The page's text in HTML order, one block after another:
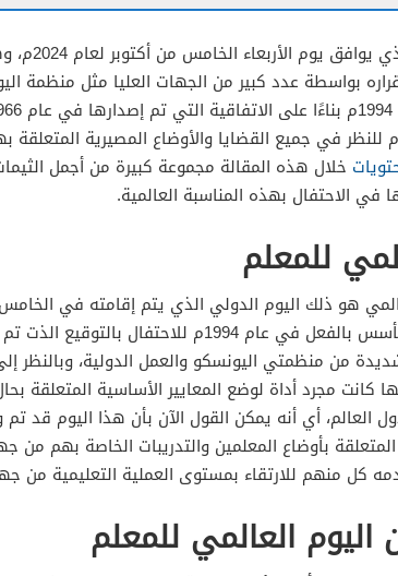
الذي يوافق
بواسطة عدد كبير من الجهات العليا مثل منظمة
في جميع القضايا والأوضاع المصيرية
خلال هذه المقالة مجموعة كبيرة من أجمل
في الاحتفال بهذه المناسبة العالمية.
للمعلم
هو ذلك اليوم الدولي الذي يتم إقامته في
من منظمتي اليونسكو والعمل الدولية،
كانت مجرد أداة لوضع المعايير الأساسية المتعلقة
العالم، أي أنه يمكن القول الآن بأن هذا اليوم قد
بأوضاع المعلمين والتدريبات الخاصة بهم من
كل منهم للارتقاء بمستوى العملية التعليمية من
العالمي للمعلم